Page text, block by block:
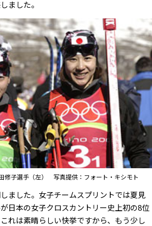
ました。
修子選手（左） 写真提供：フォート・キシモト
ました。女子チームスプリントでは夏見
日本の女子クロスカントリー史上初の8位
れは素晴らしい快挙ですから、もう少し